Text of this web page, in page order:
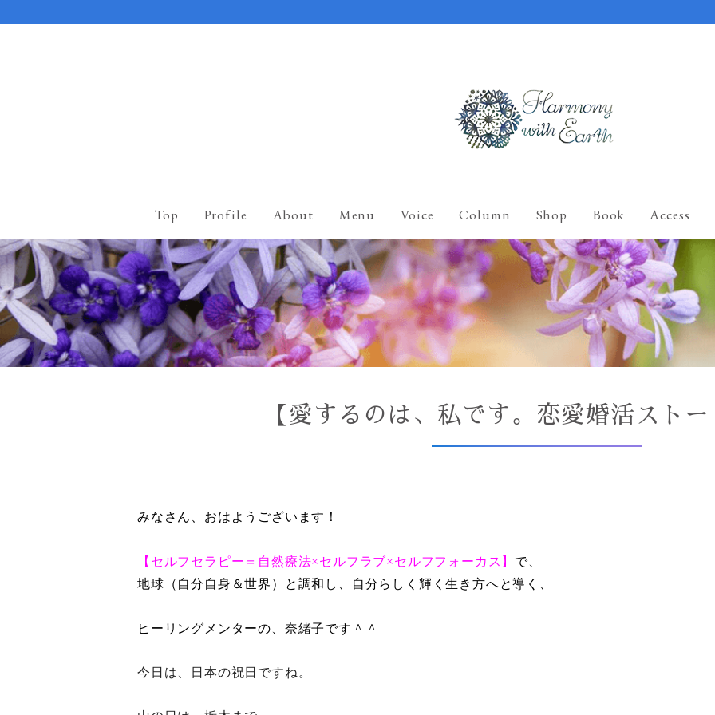
Top Profile About Menu Voice Column Shop Book Access
【愛するのは、私です。恋愛婚活スト
みなさん、おはようございます！
【セルフセラピー＝自然療法×セルフラブ×セルフフォーカス】 で、
地球（自分自身＆世界）と調和し、自分らしく輝く生き方へと導く、
ヒーリングメンターの、奈緒子です＾＾
今日は、日本の祝日ですね。